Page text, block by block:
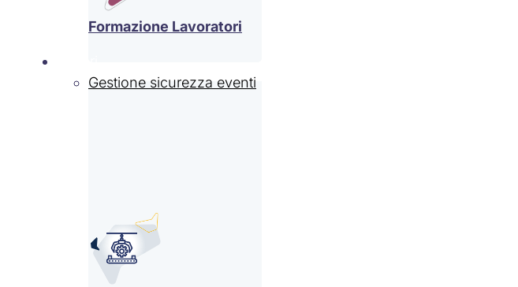
Formazione Lavoratori
Gestione sicurezza eventi